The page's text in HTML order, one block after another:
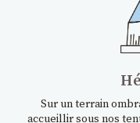
Sur un terrain
accueillir sous nos